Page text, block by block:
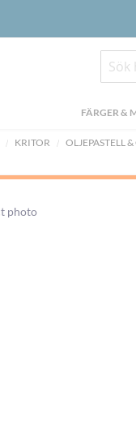
Sök
FÄRGER &
KRITOR OLJEPASTELL